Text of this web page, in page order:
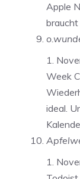
Apple
1.
Week
ideal.
1.